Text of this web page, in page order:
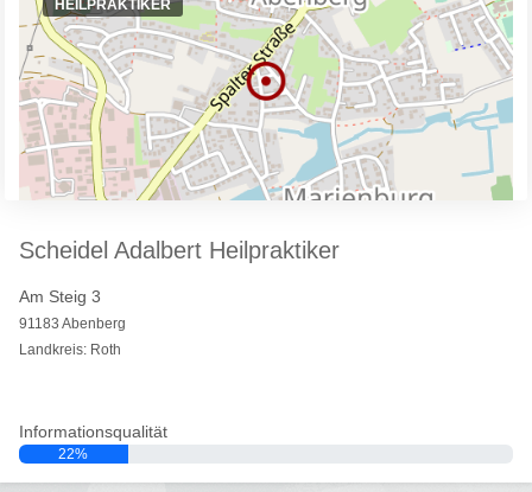
HEILPRAKTIKER
Scheidel Adalbert Heilpraktiker
Am Steig 3
91183 Abenberg
Landkreis: Roth
Informationsqualität
22%